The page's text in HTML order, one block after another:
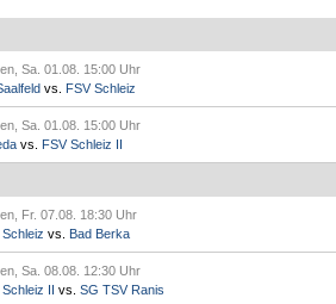
Sa. 01.08. 15:00 Uhr
vs. FSV Schleiz
Sa. 01.08. 15:00 Uhr
vs. FSV Schleiz II
Fr. 07.08. 18:30 Uhr
Schleiz vs. Bad Berka
Sa. 08.08. 12:30 Uhr
Schleiz II vs. SG TSV Ranis